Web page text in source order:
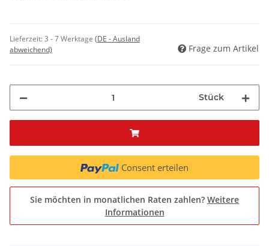
Lieferzeit:3 - 7 Werktage (DE - Ausland
abweichend)
Frage zum Artikel
Stück
Consent erteilen
Sie möchten in monatlichen Raten zahlen? Weitere
Informationen